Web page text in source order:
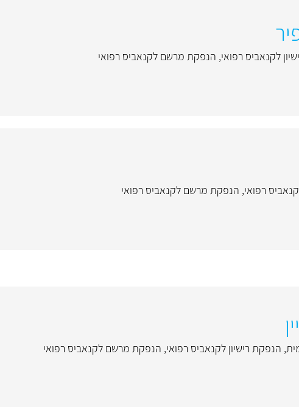
לקנאביס רפואי, הנפקת מרשם לקנאביס רפואי
רפואי, הנפקת מרשם לקנאביס רפואי
, הנפקת רישיון לקנאביס רפואי, הנפקת מרשם לקנאביס רפואי